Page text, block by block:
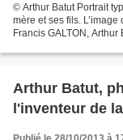
© Arthur Batut Portrait
mère et ses fils.
Francis GALTON,
Arthur Batut,
l'inventeur de